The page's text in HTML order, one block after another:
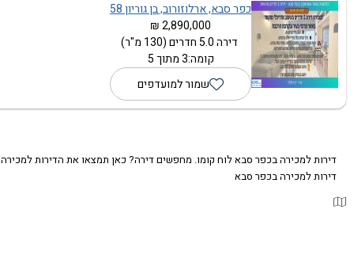
כפר סבא, ארלוזורוב, בן גוריון 58
2,890,000 ₪
דירה 5.0 חדרים (130 מ"ר)
קומה:3 מתוך 5
שמור למועדפים
דירות למכירה בכפר סבא לוח קומו. מחפשים דירה? כאן תמצאו את הדירות
דירות למכירה בכפר סבא